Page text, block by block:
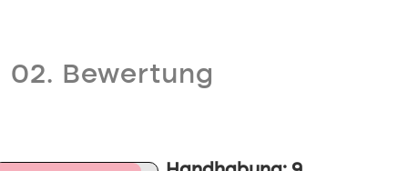
02. Bewertung